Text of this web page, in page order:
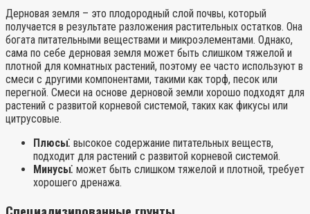
Дерновая земля – это плодородный слой почвы, который
получается в результате разложения растительных остатков. Она
богата питательными веществами и микроэлементами. Однако,
сама по себе дерновая земля может быть слишком тяжелой и
плотной для комнатных растений, поэтому ее часто используют в
смеси с другими компонентами, такими как торф, песок или
перегной. Смеси на основе дерновой земли хорошо подходят для
растений с развитой корневой системой, таких как фикусы или
цитрусовые.
Плюсы⁚ высокое содержание питательных веществ,
подходит для растений с развитой корневой системой.
Минусы⁚ может быть слишком тяжелой и плотной, требует
хорошего дренажа.